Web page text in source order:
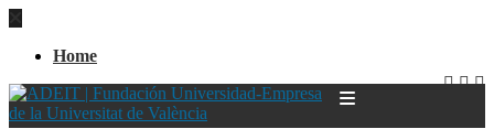
Home